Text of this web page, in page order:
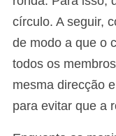
círculo. A seguir,
de modo a que o
todos os
mesma direcção
para evitar que a